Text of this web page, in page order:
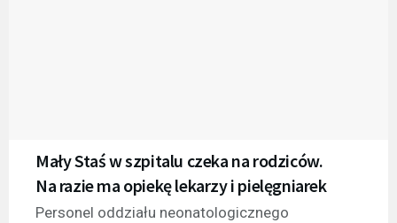
Mały Staś w szpitalu czeka na rodziców.
Na razie ma opiekę lekarzy i pielęgniarek
Personel oddziału neonatologicznego